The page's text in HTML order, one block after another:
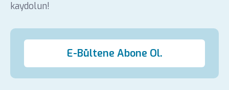
kaydolun!
E-Bültene Abone Ol.